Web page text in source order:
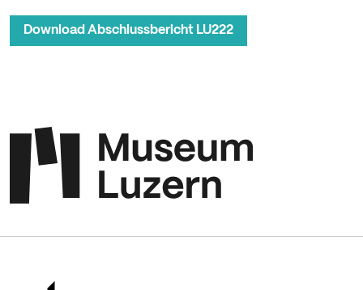
Download Abschlussbericht LU222